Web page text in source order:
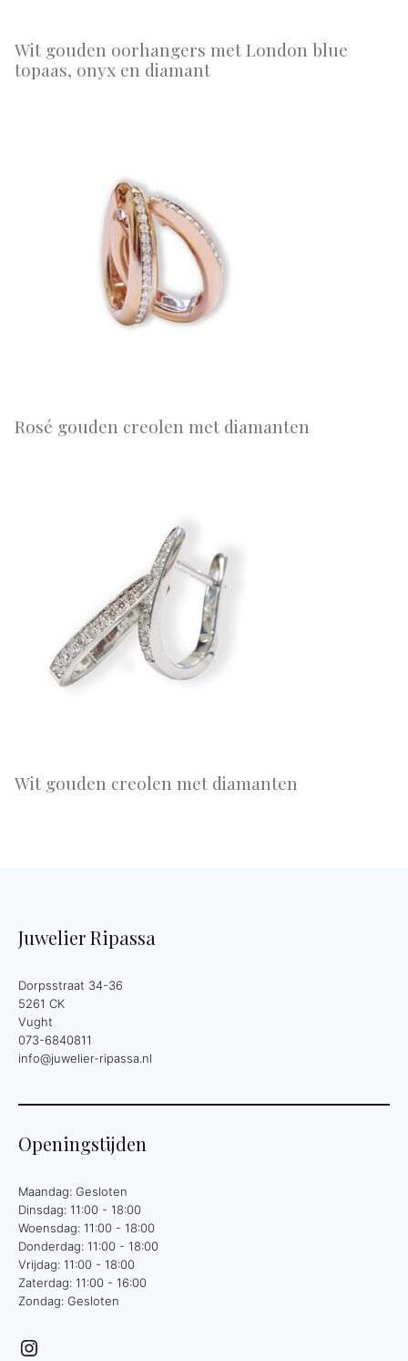
Wit gouden oorhangers met London blue
topaas, onyx en diamant
Rosé gouden creolen met diamanten
Wit gouden creolen met diamanten
Juwelier Ripassa
Dorpsstraat 34-36
5261 CK
Vught
073-6840811
info@juwelier-ripassa.nl
Openingstijden
Maandag: Gesloten
Dinsdag: 11:00 - 18:00
Woensdag: 11:00 - 18:00
Donderdag: 11:00 - 18:00
Vrijdag: 11:00 - 18:00
Zaterdag: 11:00 - 16:00
Zondag: Gesloten
Instagram